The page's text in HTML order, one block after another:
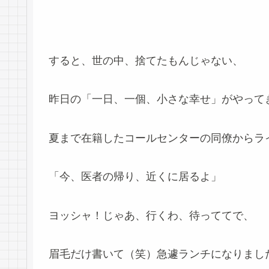
すると、世の中、捨てたもんじゃない、
昨日の「一日、一個、小さな幸せ」がやって
夏まで在籍したコールセンターの同僚からラ
「今、医者の帰り、近くに居るよ」
ヨッシャ！じゃあ、行くわ、待っててで、
眉毛だけ書いて（笑）急遽ランチになりまし